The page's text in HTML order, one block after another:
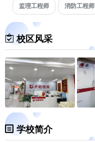
监理工程师 消防工程师
校区风采
学校简介